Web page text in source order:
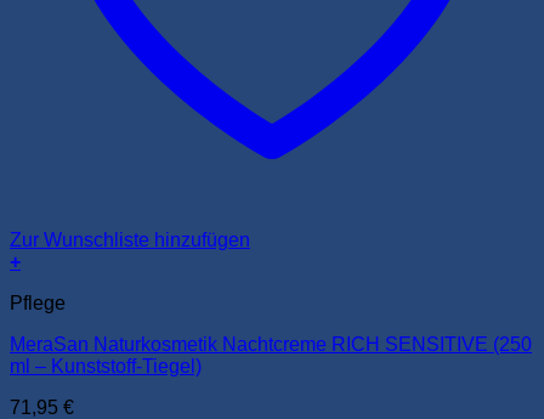
Zur Wunschliste hinzufügen
+
Pflege
MeraSan Naturkosmetik Nachtcreme RICH SENSITIVE (250
ml – Kunststoff-Tiegel)
71,95 €